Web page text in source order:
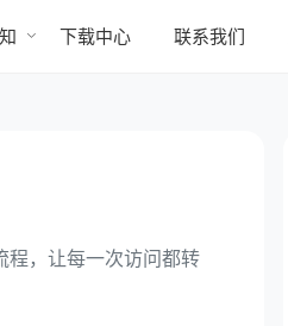
下载中心 联系我们
程，让每一次访问都转